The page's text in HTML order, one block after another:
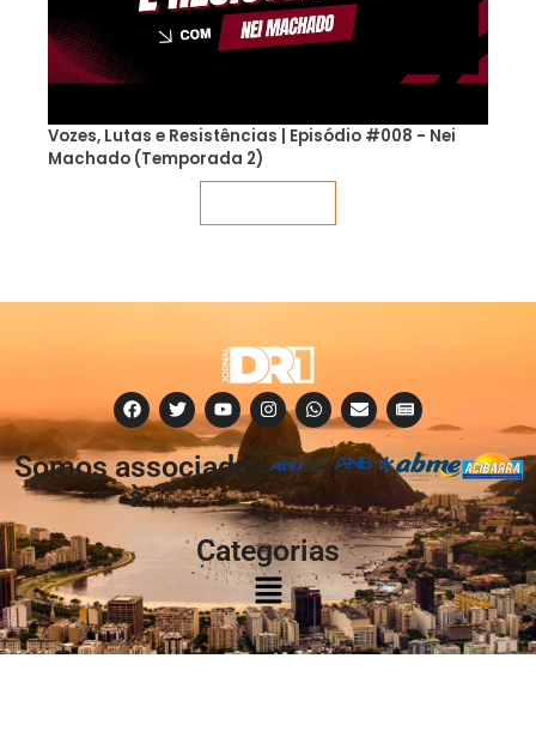
Vozes, Lutas e Resistências | Episódio #008 - Nei
Machado (Temporada 2)
Somos associados
à:
Categorias